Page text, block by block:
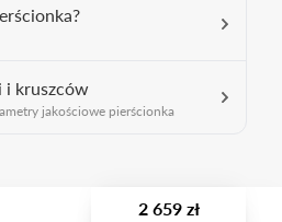
i kruszców
jakościowe pierścionka
2 659 zł